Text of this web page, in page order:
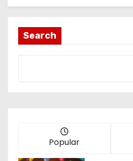
Search
Popular